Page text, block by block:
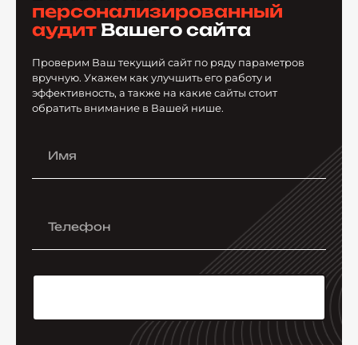
персонализированный
аудит Вашего сайта
Проверим Ваш текущий сайт по ряду параметров
вручную. Укажем как улучшить его работу и
эффективность, а также на какие сайты стоит
обратить внимание в Вашей нише.